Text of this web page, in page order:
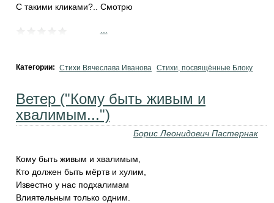
С такими кликами?.. Смотрю
Категории: Стихи Вячеслава Иванова Стихи, посвящённые Блоку
Ветер ("Кому быть живым и
хвалимым...")
Борис Леонидович Пастернак
Кому быть живым и хвалимым,
Кто должен быть мёртв и хулим,
Известно у нас подхалимам
Влиятельным только одним.